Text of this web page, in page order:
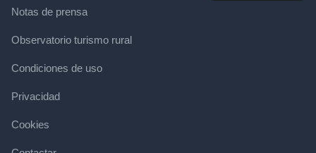
Notas de prensa
Observatorio turismo rural
Condiciones de uso
Privacidad
Cookies